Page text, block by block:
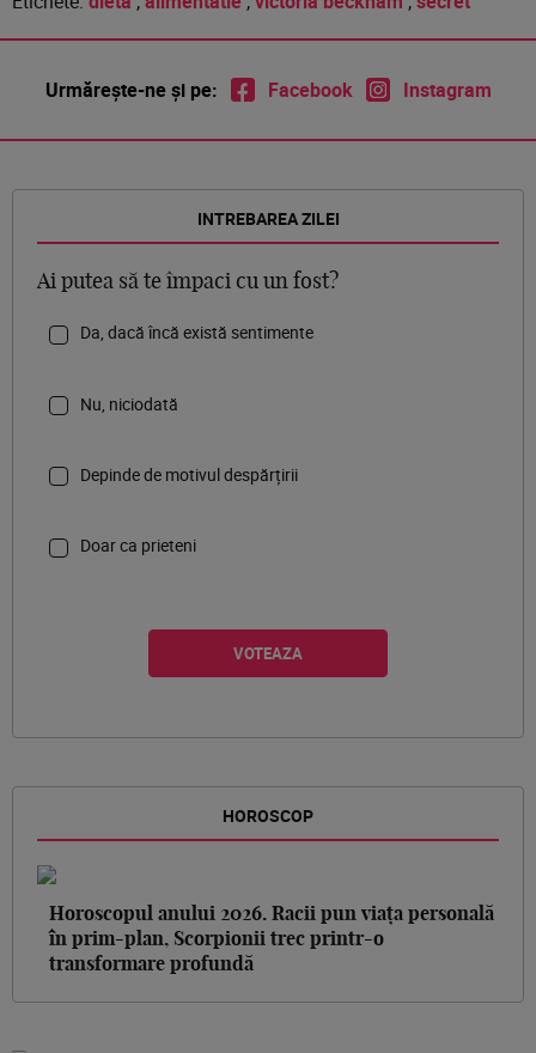
Urmărește-ne și pe: Facebook Instagram
INTREBAREA ZILEI
Ai putea să te împaci cu un fost?
Da, dacă încă există sentimente
Nu, niciodată
Depinde de motivul despărțirii
Doar ca prieteni
HOROSCOP
Horoscopul anului 2026. Racii pun viața personală
în prim-plan, Scorpionii trec printr-o
transformare profundă